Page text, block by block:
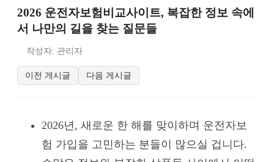
2026 운전자보험비교사이트, 복잡한 정보 속에
서 나만의 길을 찾는 질문들
작성자: 관리자
이전 게시글 다음 게시글
2026년, 새로운 한 해를 맞이하며 운전자보
험 가입을 고민하는 분들이 많으실 겁니다.